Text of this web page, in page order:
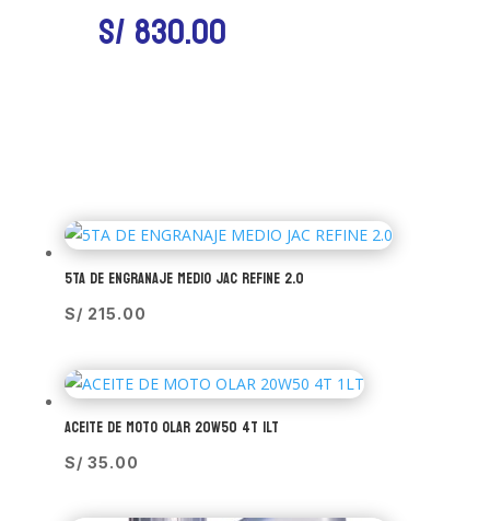
S/830.00
5TA DE ENGRANAJE MEDIO JAC REFINE 2.0
S/ 215.00
ACEITE DE MOTO OLAR 20W50 4T 1LT
S/ 35.00